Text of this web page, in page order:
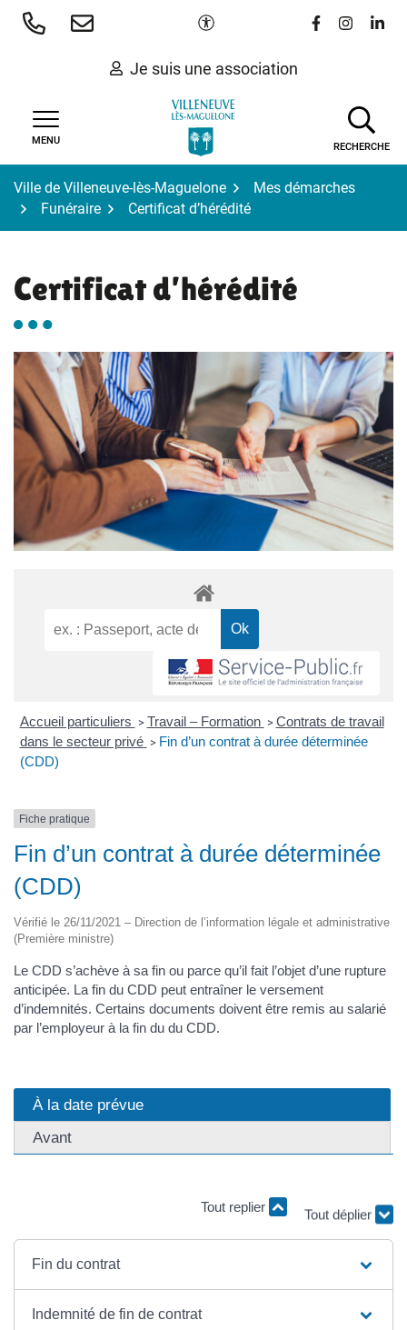
Aller
Paramètres d'accessibilité
Lien vers le
Lien vers
Lien
Je suis une association
MENU
RECHERCHE
Ville de Villeneuve-lès-Maguelone
Mes démarches
Funéraire
Certificat d’hérédité
Certificat d’hérédité
Accueil particuliers > Travail – Formation > Contrats de travail
dans le secteur privé > Fin d’un contrat à durée déterminée
(CDD)
Fiche pratique
Fin d’un contrat à durée déterminée
(CDD)
Vérifié le 26/11/2021 – Direction de l’information légale et administrative
(Première ministre)
Le CDD s’achève à sa fin ou parce qu’il fait l’objet d’une rupture
anticipée. La fin du CDD peut entraîner le versement
d’indemnités. Certains documents doivent être remis au salarié
par l’employeur à la fin du du CDD.
À la date prévue
Avant
Tout replier
Tout déplier
Fin du contrat
Indemnité de fin de contrat